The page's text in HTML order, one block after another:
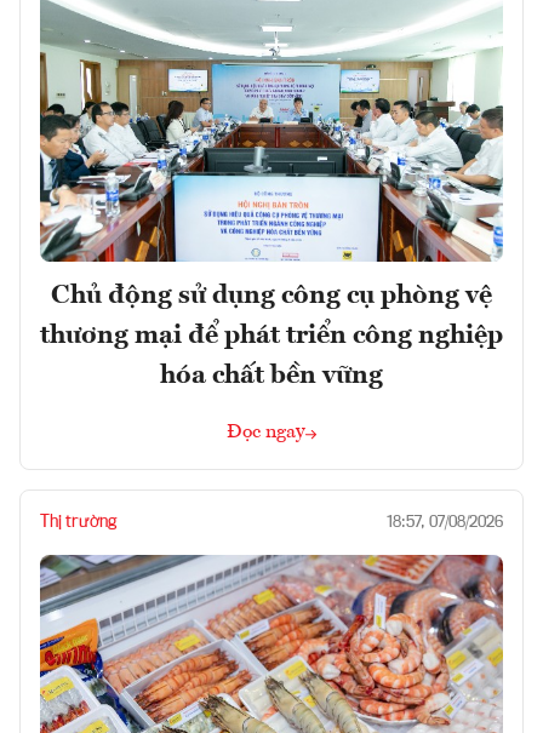
Chủ động sử dụng công cụ phòng vệ
thương mại để phát triển công nghiệp
hóa chất bền vững
Đọc ngay
Thị trường 18:57, 07/08/2026